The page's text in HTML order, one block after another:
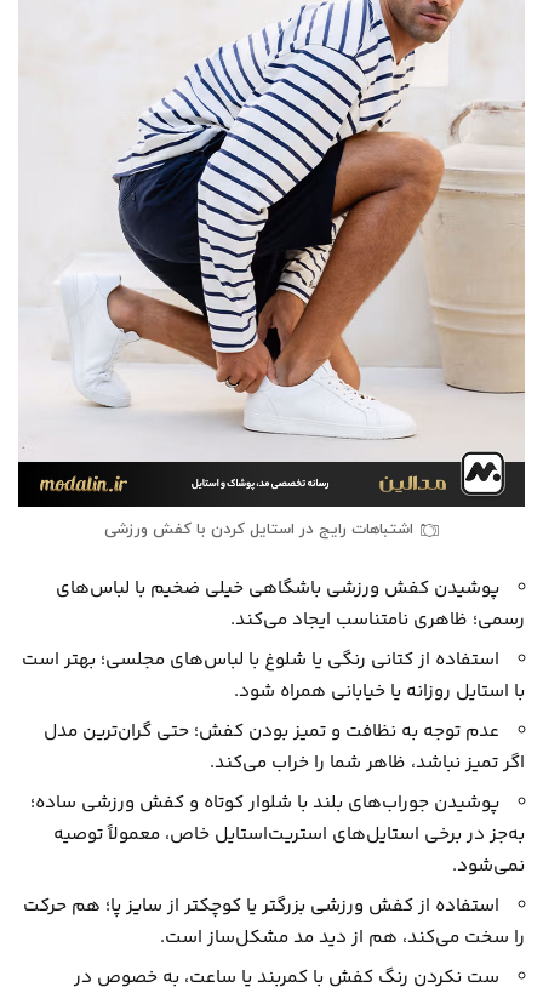
اشتباهات رایج در استایل کردن با کفش ورزشی
پوشیدن کفش ورزشی باشگاهی خیلی ضخیم با لباس‌های
رسمی؛ ظاهری نامتناسب ایجاد می‌کند.
استفاده از کتانی رنگی یا شلوغ با لباس‌های مجلسی؛ بهتر است
با استایل روزانه یا خیابانی همراه شود.
عدم توجه به نظافت و تمیز بودن کفش؛ حتی گران‌ترین مدل
اگر تمیز نباشد، ظاهر شما را خراب می‌کند.
پوشیدن جوراب‌های بلند با شلوار کوتاه و کفش ورزشی ساده؛
به‌جز در برخی استایل‌های استریت‌استایل خاص، معمولاً توصیه
نمی‌شود.
استفاده از کفش ورزشی بزرگتر یا کوچکتر از سایز پا؛ هم حرکت
را سخت می‌کند، هم از دید مد مشکل‌ساز است.
ست نکردن رنگ کفش با کمربند یا ساعت، به خصوص در